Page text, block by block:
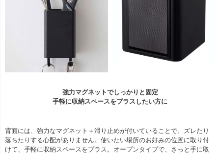
強力マグネットでしっかりと固定
手軽に収納スペースをプラスしたい方に
背面には、強力なマグネット＋滑り止めが付いていることで、ズレたり
落ちたりする心配がありません。使いたい場所のお好みの位置に取り付
けて、手軽に収納スペースをプラス。オープンタイプで、さっと手に取